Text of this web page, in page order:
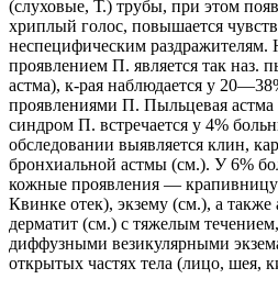
(слуховые, Т.) трубы, при этом
хриплый голос, повышается
неспецифическим раздражителям.
проявлением П. является так наз.
астма), к-рая наблюдается у
проявлениями П. Пыльцевая
синдром П. встречается у 4%
обследовании выявляется клин,
бронхиальной астмы (см.). У 6%
кожные проявления —
Квинке отек), экзему (см.), а
дерматит (см.) с тяжелым
диффузными везикулярными
открытых частях тела (лицо, шея,